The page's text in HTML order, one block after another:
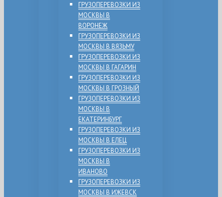
ГРУЗОПЕРЕВОЗКИ ИЗ
МОСКВЫ В
ВОРОНЕЖ
ГРУЗОПЕРЕВОЗКИ ИЗ
МОСКВЫ В ВЯЗЬМУ
ГРУЗОПЕРЕВОЗКИ ИЗ
МОСКВЫ В ГАГАРИН
ГРУЗОПЕРЕВОЗКИ ИЗ
МОСКВЫ В ГРОЗНЫЙ
ГРУЗОПЕРЕВОЗКИ ИЗ
МОСКВЫ В
ЕКАТЕРИНБУРГ
ГРУЗОПЕРЕВОЗКИ ИЗ
МОСКВЫ В ЕЛЕЦ
ГРУЗОПЕРЕВОЗКИ ИЗ
МОСКВЫ В
ИВАНОВО
ГРУЗОПЕРЕВОЗКИ ИЗ
МОСКВЫ В ИЖЕВСК